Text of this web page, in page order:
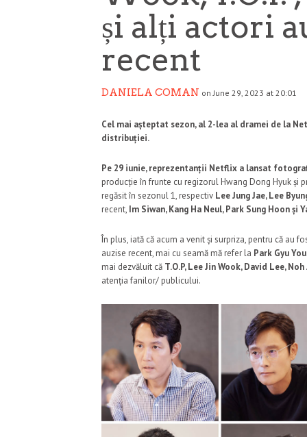
și alți actori
recent
DANIELA COMAN on June 29, 2023 at 20:01
Cel mai așteptat sezon, al 2-lea al dramei de la
distribuției.
Pe 29 iunie, reprezentanții Netflix a lansat
producție în frunte cu regizorul Hwang Dong Hyuk și
regăsit în sezonul 1, respectiv Lee Jung Jae, Lee
recent, Im Siwan, Kang Ha Neul, Park Sung Hoon și
În plus, iată că acum a venit și surpriza, pentru că au
auzise recent, mai cu seamă mă refer la Park Gyu
mai dezvăluit că T.O.P, Lee Jin Wook, David Lee,
atenția fanilor/ publicului.